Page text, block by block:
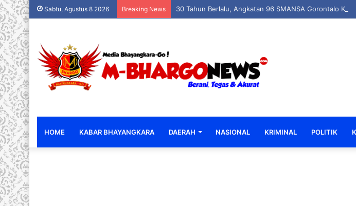
Sabtu, Agustus 8 2026 Breaking News 30 Tahun Berlalu, Angkatan 96 SMANSA Gorontalo
HOME KABAR BHAYANGKARA DAERAH NASIONAL KRIMINAL POLITIK